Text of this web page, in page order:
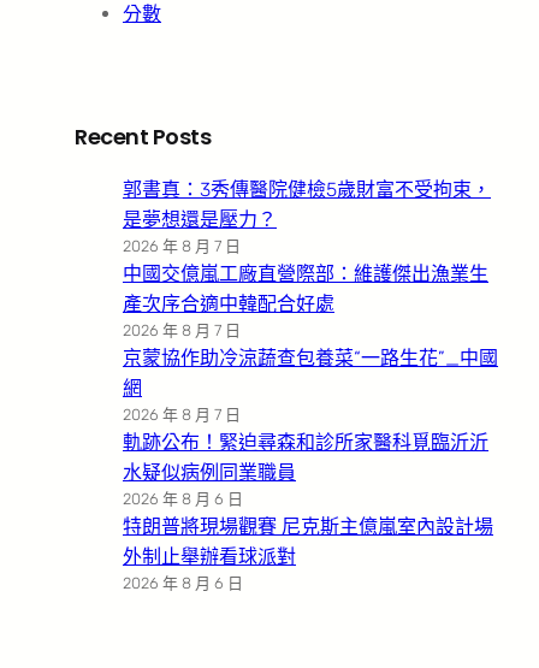
分數
Recent Posts
郭書真：3秀傳醫院健檢5歲財富不受拘束，
是夢想還是壓力？
2026 年 8 月 7 日
中國交億嵐工廠直營際部：維護傑出漁業生
產次序合適中韓配合好處
2026 年 8 月 7 日
京蒙協作助冷涼蔬查包養菜“一路生花”_中國
網
2026 年 8 月 7 日
軌跡公布！緊迫尋森和診所家醫科覓臨沂沂
水疑似病例同業職員
2026 年 8 月 6 日
特朗普將現場觀賽 尼克斯主億嵐室內設計場
外制止舉辦看球派對
2026 年 8 月 6 日